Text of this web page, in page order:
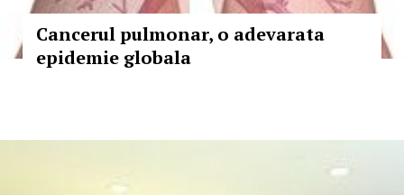
Cancerul pulmonar, o adevarata
epidemie globala